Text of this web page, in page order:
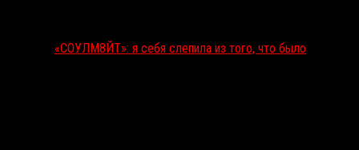
«СОУЛМ8ЙТ»: я себя слепила из того, что было